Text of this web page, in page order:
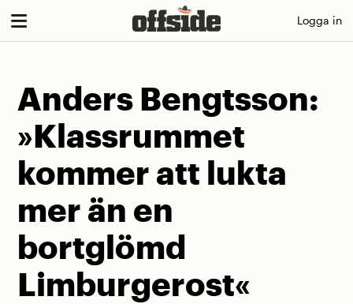
Skip
Logga in
Anders Bengtsson:
»Klassrummet
kommer att lukta
mer än en
bortglömd
Limburgerost«